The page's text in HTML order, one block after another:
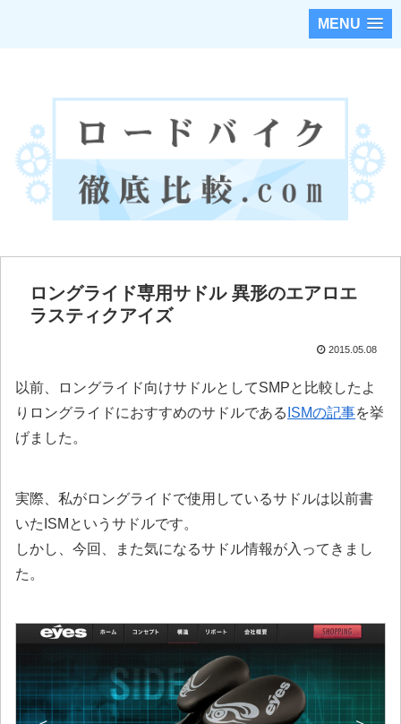
MENU
ロングライド専用サドル 異形のエアロエ
ラスティクアイズ
2015.05.08
以前、ロングライド向けサドルとしてSMPと比較したよ
りロングライドにおすすめのサドルである ISMの記事を挙
げました。
実際、私がロングライドで使用しているサドルは以前書
いたISMというサドルです。
しかし、今回、また気になるサドル情報が入ってきまし
た。